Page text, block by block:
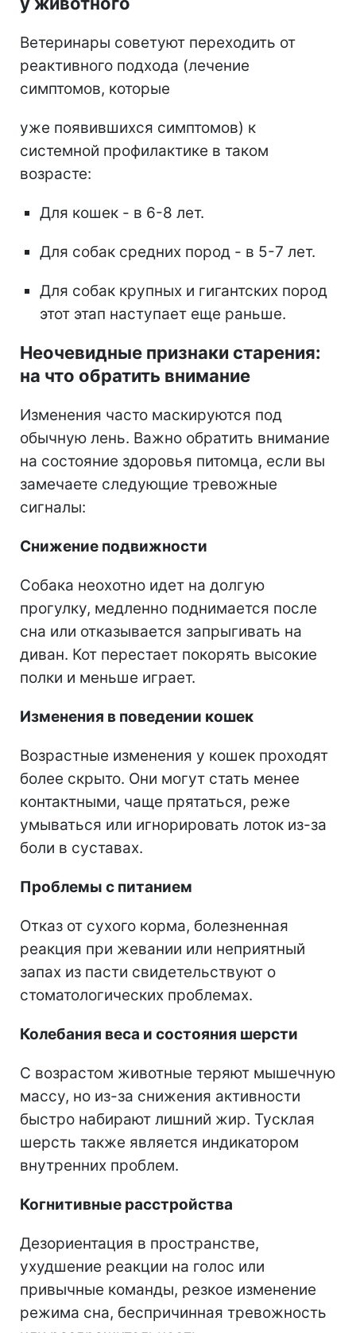
Ветеринары советуют переходить от
реактивного подхода (лечение
симптомов, которые
уже появившихся симптомов) к
системной профилактике в таком
возрасте:
Для кошек - в 6-8 лет.
Для собак средних пород - в 5-7 лет.
Для собак крупных и гигантских пород
этот этап наступает еще раньше.
Неочевидные признаки старения:
на что обратить внимание
Изменения часто маскируются под
обычную лень. Важно обратить внимание
на состояние здоровья питомца, если вы
замечаете следующие тревожные
сигналы:
Снижение подвижности
Собака неохотно идет на долгую
прогулку, медленно поднимается после
сна или отказывается запрыгивать на
диван. Кот перестает покорять высокие
полки и меньше играет.
Изменения в поведении кошек
Возрастные изменения у кошек проходят
более скрыто. Они могут стать менее
контактными, чаще прятаться, реже
умываться или игнорировать лоток из-за
боли в суставах.
Проблемы с питанием
Отказ от сухого корма, болезненная
реакция при жевании или неприятный
запах из пасти свидетельствуют о
стоматологических проблемах.
Колебания веса и состояния шерсти
С возрастом животные теряют мышечную
массу, но из-за снижения активности
быстро набирают лишний жир. Тусклая
шерсть также является индикатором
внутренних проблем.
Когнитивные расстройства
Дезориентация в пространстве,
ухудшение реакции на голос или
привычные команды, резкое изменение
режима сна, беспричинная тревожность